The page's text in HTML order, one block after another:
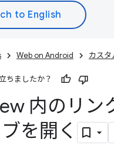
Web on Android カスタ
ちましたか？
内のリン
を開く